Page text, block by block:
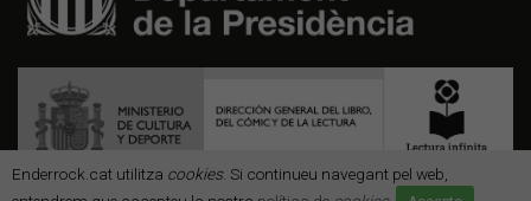
Enderrock.cat utilitza cookies. Si continueu navegant pel web,